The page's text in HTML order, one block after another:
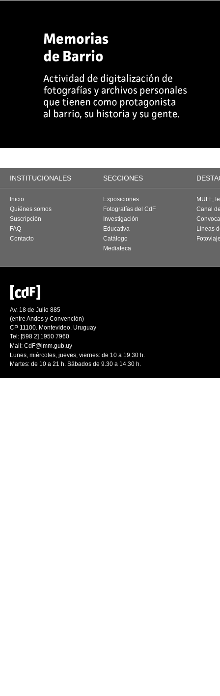
INSTITUCIONALES SECCIONES
Inicio
Quiénes somos
Suscripción
FAQ
Contacto
Exposiciones
Fotografías del CdF
Investigación
Educativa
Catálogo
Mediateca
MUFF,
Canal
Líneas
Av. 18 de Julio 885
(entre Andes y Convención)
CP 11100. Montevideo. Uruguay
Tel: [598 2] 1950 7960
Mail: CdF@imm.gub.uy
Lunes, miércoles, jueves, viernes: de 10 a 19.30 h.
Martes: de 10 a 21 h. Sábados de 9.30 a 14.30 h.